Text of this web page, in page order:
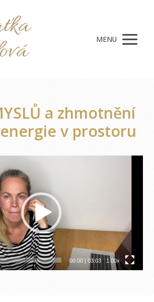
MENU
a zhmotnění
v prostoru
00:00| 03:03 1.00x